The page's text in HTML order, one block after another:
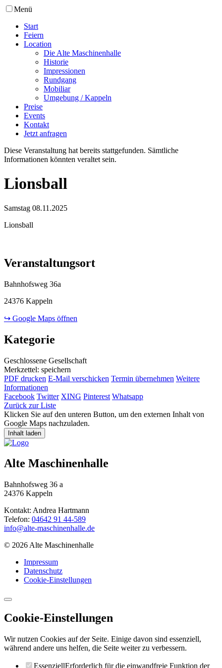
Menü
Start
Feiern
Location
Die Alte Maschinenhalle
Historie
Impressionen
Rundgang
Mobiliar
Umgebung / Kappeln
Preise
Events
Kontakt
Jetzt anfragen
Diese Veranstaltung hat bereits stattgefunden. Sämtliche
Informationen könnten veraltet sein.
Lionsball
Samstag 08.11.2025
Lionsball
Veranstaltungsort
Bahnhofsweg 36a
24376 Kappeln
↪ Google Maps öffnen
Kategorie
Geschlossene Gesellschaft
Merkzettel: speichern
PDF drucken E-Mail verschicken Termin übernehmen Weitere
Informationen
Facebook Twitter XING Pinterest Whatsapp
Zurück zur Liste
Klicken Sie auf den unteren Button, um den externen Inhalt von
Google Maps nachzuladen.
Inhalt laden
Alte Maschinenhalle
Bahnhofsweg 36 a
24376 Kappeln
Kontakt: Andrea Hartmann
Telefon: 04642 91 44-589
info@alte-maschinenhalle.de
© 2026 Alte Maschinenhalle
Impressum
Datenschutz
Cookie-Einstellungen
Cookie-Einstellungen
Wir nutzen Cookies auf der Seite. Einige davon sind essenziell,
während andere uns helfen, die Seite weiter zu verbessern.
EssenziellErforderlich für die einwandfreie Funktion der